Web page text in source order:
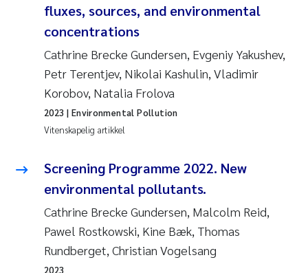
fluxes, sources, and environmental
concentrations
Cathrine Brecke Gundersen, Evgeniy Yakushev,
Petr Terentjev, Nikolai Kashulin, Vladimir
Korobov, Natalia Frolova
Vitenskapelig artikkel
2023 | Environmental Pollution
Screening Programme 2022. New
environmental pollutants.
Cathrine Brecke Gundersen, Malcolm Reid,
Pawel Rostkowski, Kine Bæk, Thomas
Rundberget, Christian Vogelsang
2023